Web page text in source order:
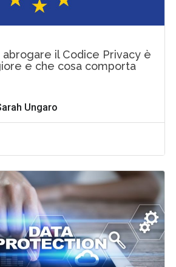
abrogare il Codice Privacy è
e che cosa comporta
Ungaro